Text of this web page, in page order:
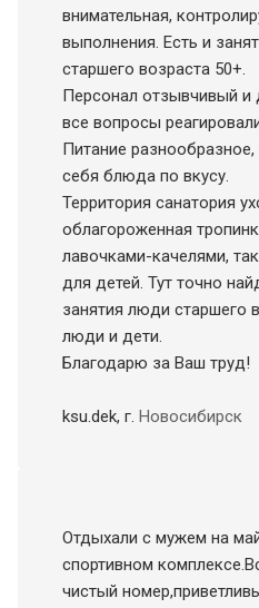
внимательная,
выполнения. Есть и
старшего возраста 50+.
Персонал отзывчивый и
все вопросы
Питание
себя блюда по вкусу.
Территория санатория
облагороженная
лавочками-качелями,
для детей. Тут точно
занятия люди старшего
люди и дети.
Благодарю за Ваш труд!
ksu.dek, г. Новосибирск
Отдыхали с мужем на
спортивном
чистый